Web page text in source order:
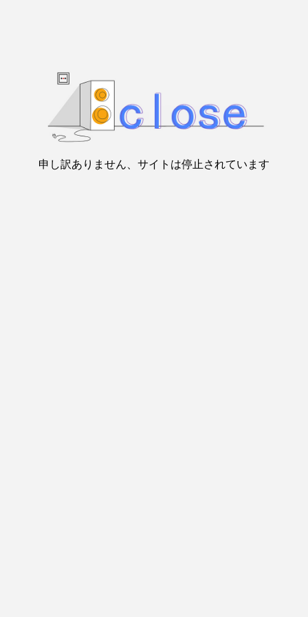
申し訳ありません、サイトは停止されています